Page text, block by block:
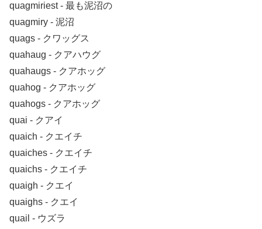
quagmiriest ‐ 最も泥沼の
quagmiry ‐ 泥沼
quags ‐ クワッグス
quahaug ‐ クアハウグ
quahaugs ‐ クアホッグ
quahog ‐ クアホッグ
quahogs ‐ クアホッグ
quai ‐ クアイ
quaich ‐ クエイチ
quaiches ‐ クエイチ
quaichs ‐ クエイチ
quaigh ‐ クエイ
quaighs ‐ クエイ
quail ‐ ウズラ